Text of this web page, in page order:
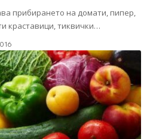
прибирането на домати, пипер,
краставици, тиквички…